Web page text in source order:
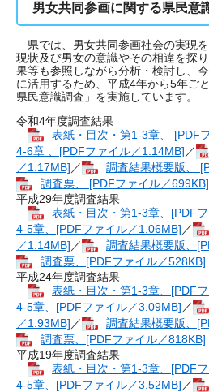
男女共同参画に関する県民意
県では、男女共同参画社会の実現
現状及び男女の意識やその相違を探
果等も参照しながら分析・検討し、
に活用するため、平成4年から5年ご
県民意識調査」を実施しています。
令和4年度調査結果
表紙・目次・第1-3章、 [PDF
4-6章 、[PDFファイル／1.14MB] ／
／1.17MB] ／ 調査結果概要版、
調査票、 [PDFファイル／699KB]
平成29年度調査結果
表紙・目次・第1-3章、[PDF
4-5章、[PDFファイル／1.06MB] ／
／1.14MB] ／ 調査結果概要版、
調査票、[PDFファイル／528KB]
平成24年度調査結果
表紙・目次・第1-3章、[PDF
4-5章、[PDFファイル／3.09MB] ／
／1.93MB] ／ 調査結果概要版、
調査票、[PDFファイル／818KB]
平成19年度調査結果
表紙・目次・第1-3章、[PDF
4-5章、[PDFファイル／3.52MB] ／